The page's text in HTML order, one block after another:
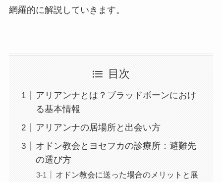
網羅的に解説していきます。
目次
アリアンナとは？ブラッドボーンにおけ
る基本情報
アリアンナの居場所と出会い方
オドン教会とヨセフカの診療所：避難先
の選び方
オドン教会に送った場合のメリットと展